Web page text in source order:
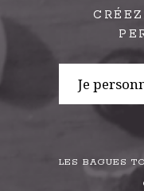
Je
LES BAGUES